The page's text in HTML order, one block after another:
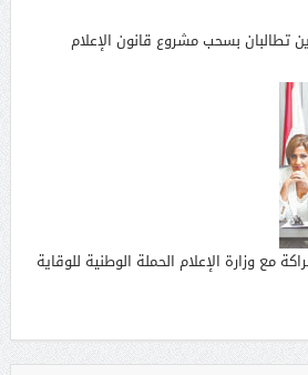
تطالبان بسحب مشروع قانون الإعلام
مع وزارة الإعلام الحملة الوطنية للوقاية